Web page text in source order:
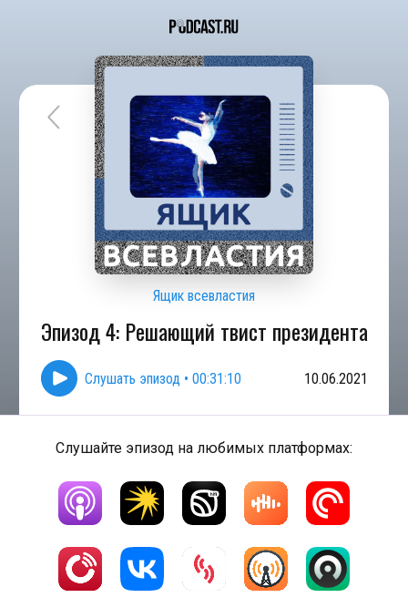
Ящик всевластия
Эпизод 4: Решающий твист президента
Слушать эпизод • 00:31:10 10.06.2021
Слушайте эпизод на любимых платформах: